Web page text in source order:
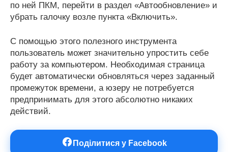
по ней ПКМ, перейти в раздел «Автообновление» и
убрать галочку возле пункта «Включить».
С помощью этого полезного инструмента
пользователь может значительно упростить себе
работу за компьютером. Необходимая страница
будет автоматически обновляться через заданный
промежуток времени, а юзеру не потребуется
предпринимать для этого абсолютно никаких
действий.
Поділитися у Facebook